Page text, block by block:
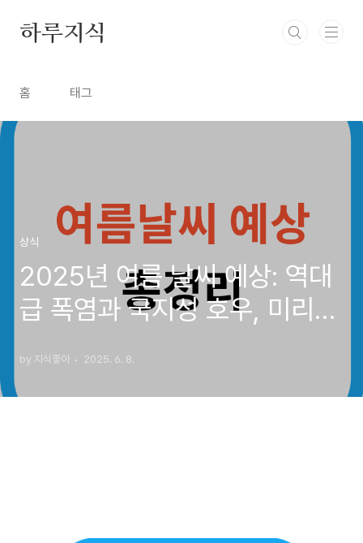
하루지식
홈 태그
상식
2025년 여름 날씨 예상: 역대
급 폭염과 국지성 호우, 미리
by 지식좋아 2025. 6. 8.